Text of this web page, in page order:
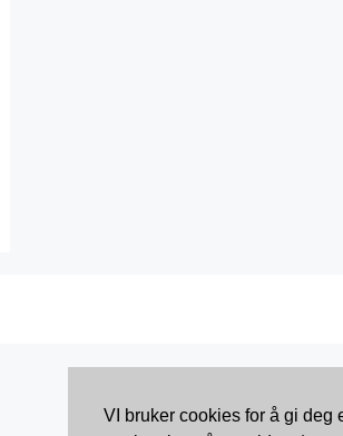
VI bruker cookies for å gi deg